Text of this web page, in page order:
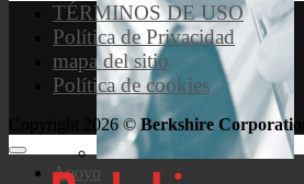
Apoyo
TÉRMINOS DE USO
Política de Privacidad
mapa del sitio
Política de cookies
Copyright 2026 ©Berkshire Corporation